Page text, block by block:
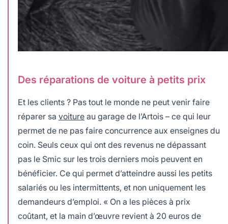
Des réparations de voiture à petits prix
Et les clients ? Pas tout le monde ne peut venir faire
réparer sa voiture au garage de l’Artois – ce qui leur
permet de ne pas faire concurrence aux enseignes du
coin. Seuls ceux qui ont des revenus ne dépassant
pas le Smic sur les trois derniers mois peuvent en
bénéficier. Ce qui permet d’atteindre aussi les petits
salariés ou les intermittents, et non uniquement les
demandeurs d’emploi. « On a les pièces à prix
coûtant, et la main d’œuvre revient à 20 euros de